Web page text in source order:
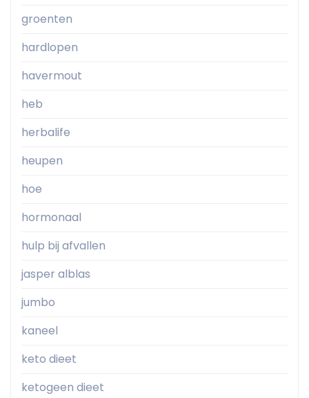
groenten
hardlopen
havermout
heb
herbalife
heupen
hoe
hormonaal
hulp bij afvallen
jasper alblas
jumbo
kaneel
keto dieet
ketogeen dieet